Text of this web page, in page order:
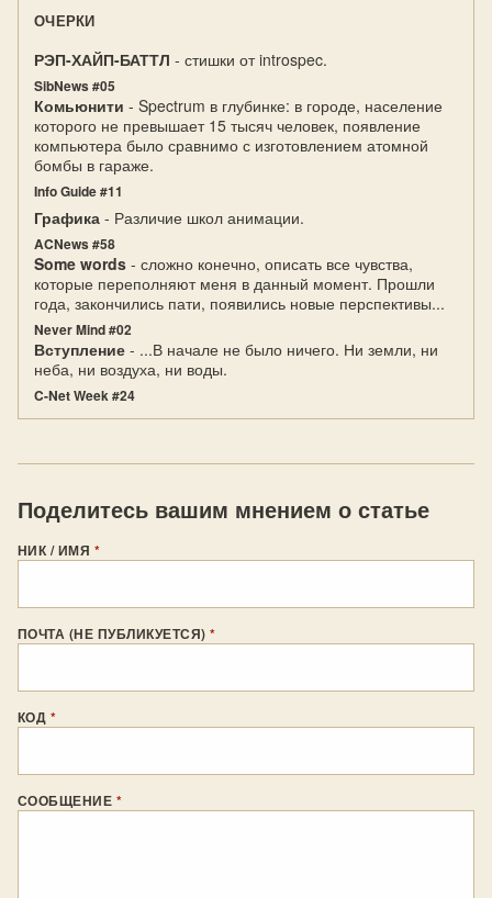
ОЧЕРКИ
РЭП-ХАЙП-БАТТЛ - стишки от introspec.
SibNews #05
Комьюнити - Spectrum в глубинке: в городе, население
которого не превышает 15 тысяч человек, появление
компьютера было сравнимо с изготовлением атомной
бомбы в гараже.
Info Guide #11
Графика - Различие школ анимации.
ACNews #58
Some words - сложно конечно, описать все чувства,
которые переполняют меня в данный момент. Прошли
года, закончились пати, появились новые перспективы...
Never Mind #02
Вступление - ...В начале не было ничего. Ни земли, ни
неба, ни воздуха, ни воды.
C-Net Week #24
Поделитесь вашим мнением о статье
НИК / ИМЯ *
ПОЧТА (НЕ ПУБЛИКУЕТСЯ)*
КОД *
СООБЩЕНИЕ *